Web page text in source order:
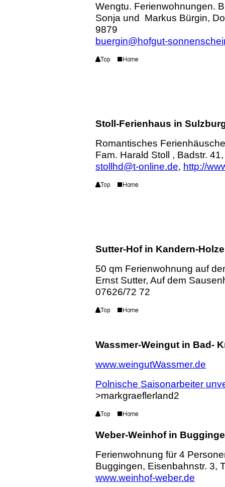
Wengtu. Ferienwohnungen.
Sonja und Markus Bürgin,
9879
buergin@hofgut-
Stoll-Ferienhaus in
Romantisches
Fam. Harald Stoll , Badstr.
stollhd@t-online.de, http://
Sutter-Hof in Kandern-
50 qm Ferienwohnung auf
Ernst Sutter, Auf dem
07626/72 72
Wassmer-Weingut in Bad-
www.weingutWassmer.de
Polnische Saisonarbeiter
>markgraeflerland2
Weber-Weinhof in
Ferienwohnung für 4
Buggingen, Eisenbahnstr. 3,
www.weinhof-weber.de